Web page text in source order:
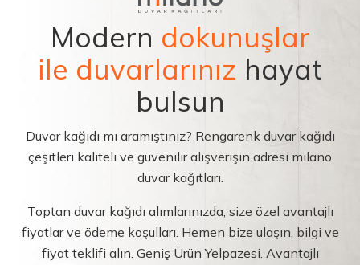
Modern dokunuşlar
ile duvarlarınız hayat
bulsun
Duvar kağıdı mı aramıştınız? Rengarenk duvar kağıdı
çeşitleri kaliteli ve güvenilir alışverişin adresi milano
duvar kağıtları.
Toptan duvar kağıdı alımlarınızda, size özel avantajlı
fiyatlar ve ödeme koşulları. Hemen bize ulaşın, bilgi ve
fiyat teklifi alın. Geniş Ürün Yelpazesi. Avantajlı